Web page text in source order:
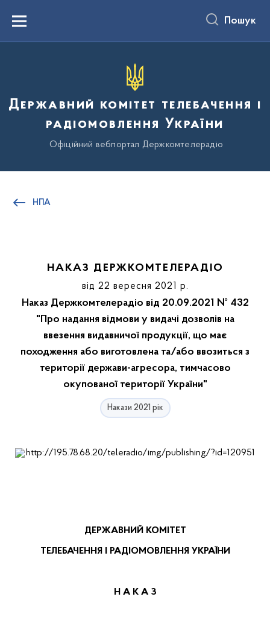
вмістуMenu Пошук
Державний комітет телебачення і
радіомовлення України
Офіційний вебпортал Держкомтелерадіо
НПА
НАКАЗ ДЕРЖКОМТЕЛЕРАДІО
від 22 вересня 2021 р.
Наказ Держкомтелерадіо від 20.09.2021 № 432
"Про надання відмови у видачі дозволів на
ввезення видавничої продукції, що має
походження або виготовлена та/або ввозиться з
території держави-агресора, тимчасово
окупованої території України"
Накази 2021 рік
ДЕРЖАВНИЙ КОМІТЕТ
ТЕЛЕБАЧЕННЯ РАДІОМОВЛЕННЯ УКРАЇНИ
Н А К А З